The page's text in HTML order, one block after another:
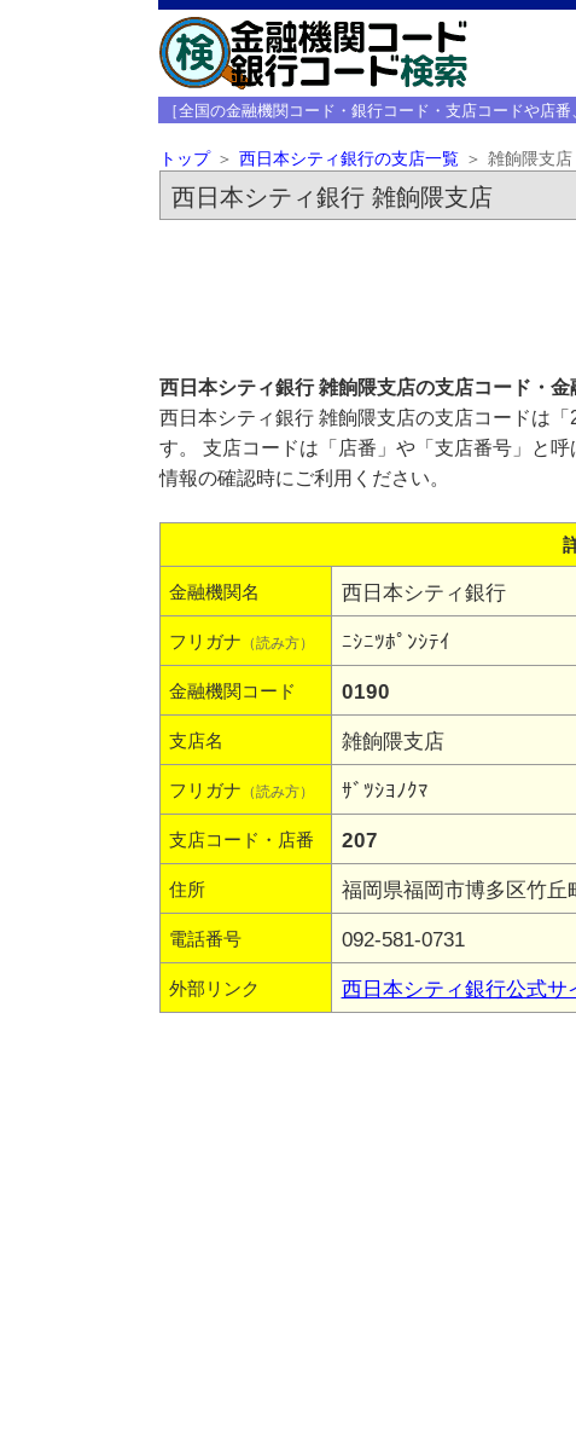
［全国の金融機関コード・銀行コード・支店コードや店番
トップ 西日本シティ銀行の支店一覧 雑餉隈支店
西日本シティ銀行 雑餉隈支店
西日本シティ銀行 雑餉隈支店の支店コード・金
西日本シティ銀行 雑餉隈支店の支店コードは
す。 支店コードは「店番」や「支店番号」と
情報の確認時にご利用ください。
金融機関名 西日本シティ銀行
フリガナ （読み方） ﾆｼﾆﾂﾎﾟﾝｼﾃｲ
金融機関コード 0190
支店名 雑餉隈支店
フリガナ （読み方） ｻﾞﾂｼﾖﾉｸﾏ
支店コード・店番 207
住所 福岡県福岡市博多区竹丘
電話番号 092-581-0731
外部リンク 西日本シティ銀行公式サ